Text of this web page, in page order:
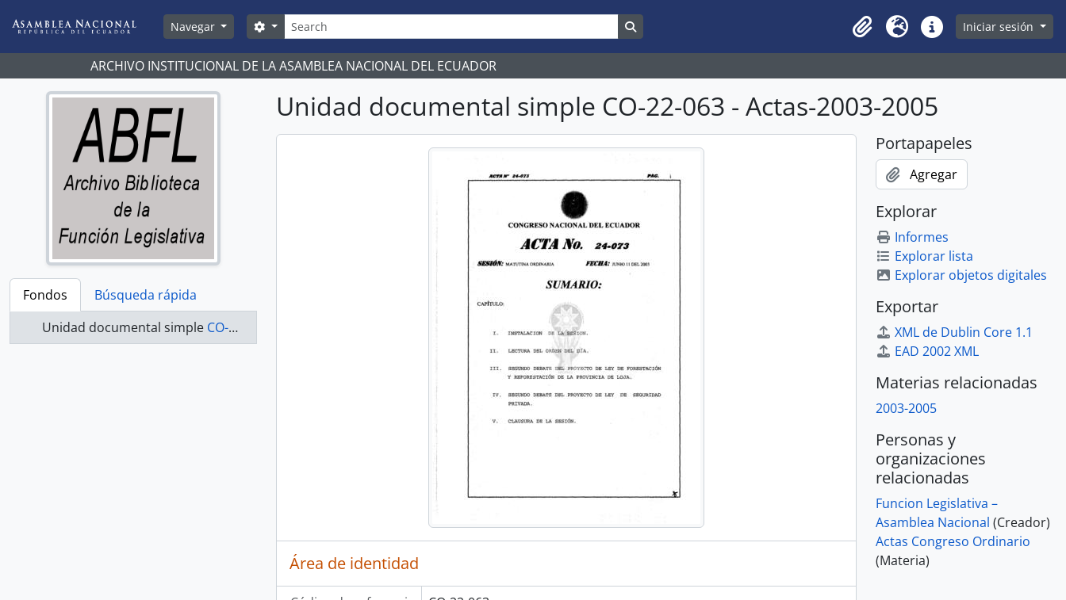
Navegar
Búsqueda
Search options
Clipboard
Idioma Enlaces rápidos
Iniciar sesión
ARCHIVO INSTITUCIONAL DE LA ASAMBLEA NACIONAL DEL ECUADOR
Fondos
Búsqueda rápida
Unidad documental simple CO-22-063 - Actas-2003-2005
Unidad documental simple CO-22-063 - Actas-2003-2005
Área de identidad
Portapapeles
Agregar
Explorar
Informes
Explorar lista
Explorar objetos digitales
Exportar
XML de Dublin Core 1.1
EAD 2002 XML
Materias relacionadas
2003-2005
Personas y
organizaciones
relacionadas
Funcion Legislativa –
Asamblea Nacional (Creador)
Actas Congreso Ordinario
(Materia)